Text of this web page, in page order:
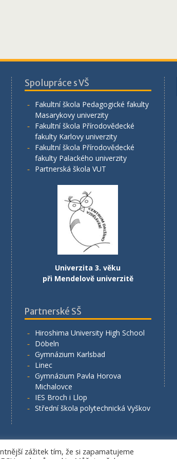
Spolupráce s VŠ
Fakultní škola Pedagogické fakulty
Masarykovy univerzity
Fakultní škola Přírodovědecké
fakulty Karlovy univerzity
Fakultní škola Přírodovědecké
fakulty Palackého univerzity
Partnerská škola VUT
Univerzita 3. věku
při Mendelově univerzitě
Partnerské SŠ
Hiroshima University High School
Döbeln
Gymnázium Karlsbad
Linec
Gymnázium Pavla Horova
Michalovce
IES Broch i Llop
Střední škola polytechnická Vyškov
rights reserved.
zážitek tím, že si zapamatujeme